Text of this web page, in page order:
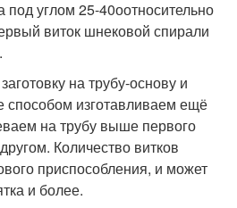
под углом 25-40оотносительно
виток шнековой спирали
на трубу-основу и
изготавливаем ещё
на трубу выше первого
Количество витков
приспособления, и может
и более.